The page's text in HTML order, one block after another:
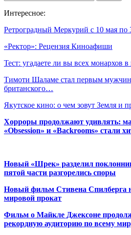
Интересное:
Ретроградный Меркурий с 10 мая
«Ректор»: Рецензия Киноафиши
Тест: угадаете ли вы всех монархов
Тимоти Шаламе стал первым
британского…
Якутское кино: о чем зовут Земля и
Хорроры продолжают удивлять:
«Obsession» и «Backrooms» стали
Новый «Шрек» разделил
пятой части разгорелись споры
Новый фильм Стивена Спилберга
мировой прокат
Фильм о Майкле Джексоне
рекордную аудиторию по всему